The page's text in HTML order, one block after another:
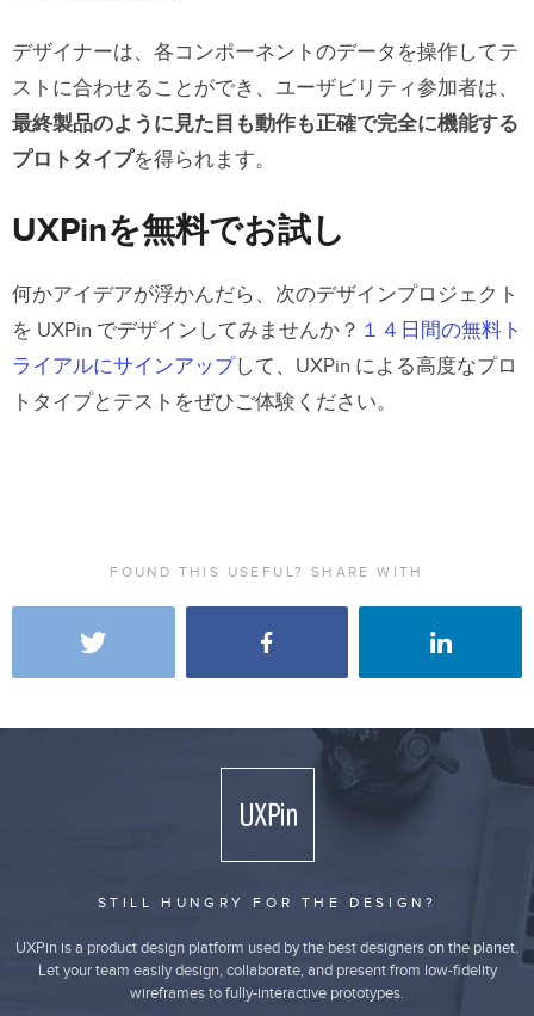
デザイナーは、各コンポーネントのデータを操作してテ
ストに合わせることができ、ユーザビリティ参加者は、
最終製品のように見た目も動作も正確で完全に機能する
プロトタイプを得られます。
UXPinを無料でお試し
何かアイデアが浮かんだら、次のデザインプロジェクト
を UXPin でデザインしてみませんか？ １４日間の無料ト
ライアルにサインアップして、UXPin による高度なプロ
トタイプとテストをぜひご体験ください。
FOUND THIS USEFUL? SHARE WITH
STILL HUNGRY FOR THE DESIGN?
UXPin is a product design platform used by the best designers on the planet.
Let your team easily design, collaborate, and present from low-fidelity
wireframes to fully-interactive prototypes.